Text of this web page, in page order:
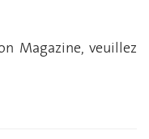
Magazine, veuillez